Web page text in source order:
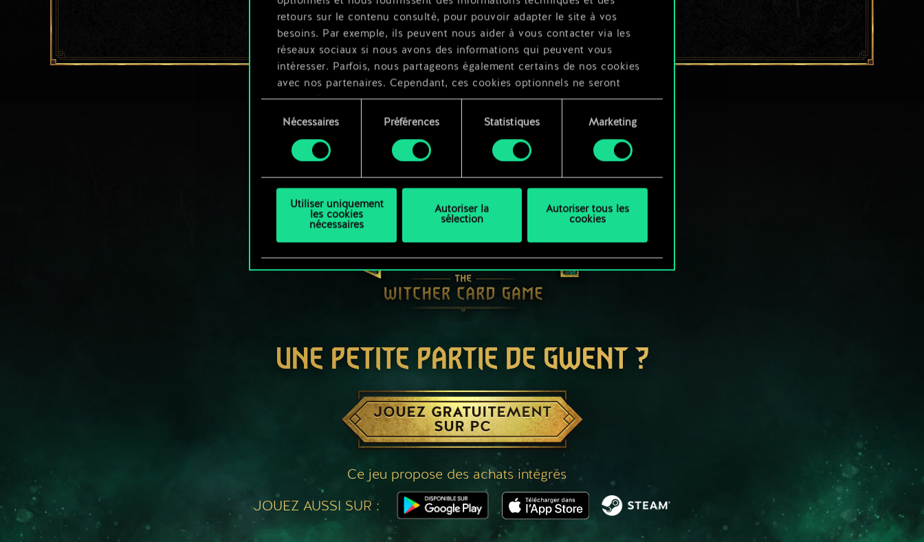
retours sur le contenu consulté, pour pouvoir adapter le site à vos
besoins. Par exemple, ils peuvent nous aider à vous contacter via les
réseaux sociaux si nous avons des informations qui peuvent vous
intéresser. Parfois, nous partageons également certains de nos cookies
avec nos partenaires. Cependant, ces cookies optionnels ne seront
appliqués qu'avec votre permission.
et modifier vos préférences dans le menu "Paramètres" ci-dessous.
consentement
Nécessaires Préférences Statistiques Marketing
Utiliser uniquement
les cookies
nécessaires
Autoriser la
sélection
Autoriser tous les
cookies
UNE PETITE PARTIE DE GWENT ?
JOUEZ GRATUITEMENT
SUR PC
Ce jeu propose des achats intégrés
JOUEZ AUSSI SUR :